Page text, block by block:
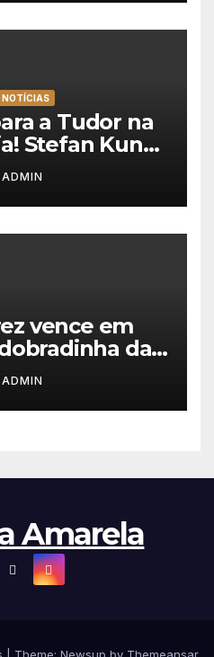
NOTÍCIAS
a Tudor na
Stefan Kung
e Marco
a seu
ADMIN
vence em
da
ADMIN
Amarela
Theme: Newsup by Themeansar.